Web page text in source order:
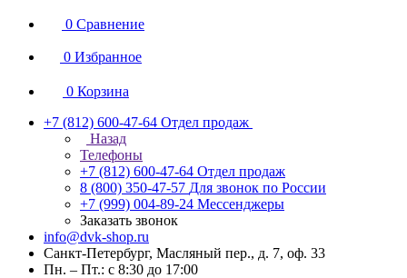
0 Сравнение
0 Избранное
0 Корзина
+7 (812) 600-47-64 Отдел продаж
Назад
Телефоны
+7 (812) 600-47-64 Отдел продаж
8 (800) 350-47-57 Для звонок по России
+7 (999) 004-89-24 Мессенджеры
Заказать звонок
info@dvk-shop.ru
Санкт-Петербург, Масляный пер., д. 7, оф. 33
Пн. – Пт.: с 8:30 до 17:00